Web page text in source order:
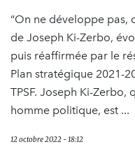
“On ne développe pas,
de Joseph Ki-Zerbo,
puis réaffirmée par le
Plan stratégique 2021-
TPSF. Joseph Ki-Zerbo,
homme politique, est ...
12 octobre 2022 - 18:12